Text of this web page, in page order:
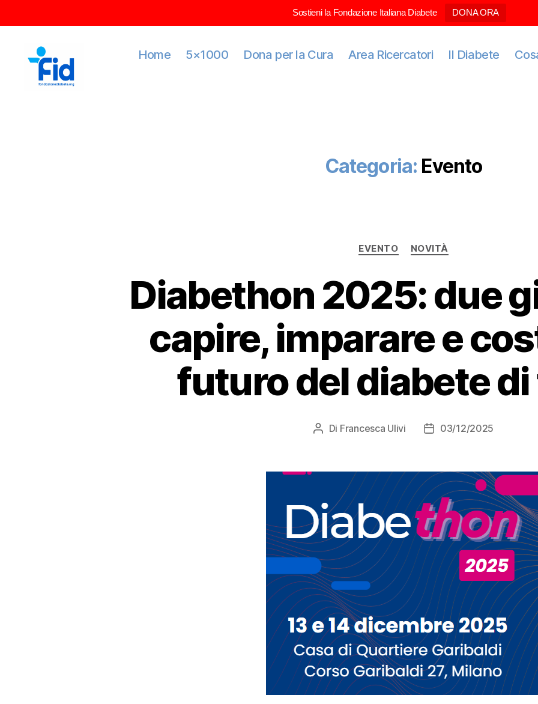
Sostieni la Fondazione Italiana Diabete DONA ORA
Home 5×1000 Dona per la Cura Area Ricercatori Il Diabete
Categoria: Evento
EVENTO NOVITÀ
Diabethon 2025: due
capire, imparare e
futuro del diabete di
Di Francesca Ulivi 03/12/2025